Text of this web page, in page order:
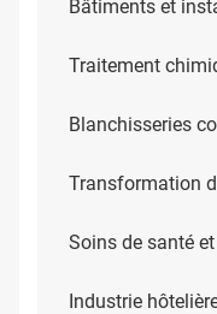
Bâtiments et
Traitement
Blanchisseries
Transformation
Soins de santé
Industrie